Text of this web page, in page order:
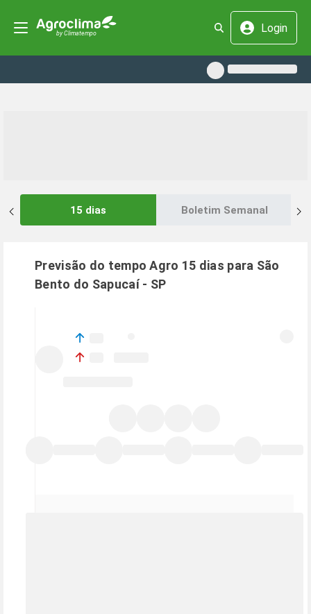
Login
15 dias Boletim Semanal
Previsão do tempo Agro 15 dias para São
Bento do Sapucaí- SP